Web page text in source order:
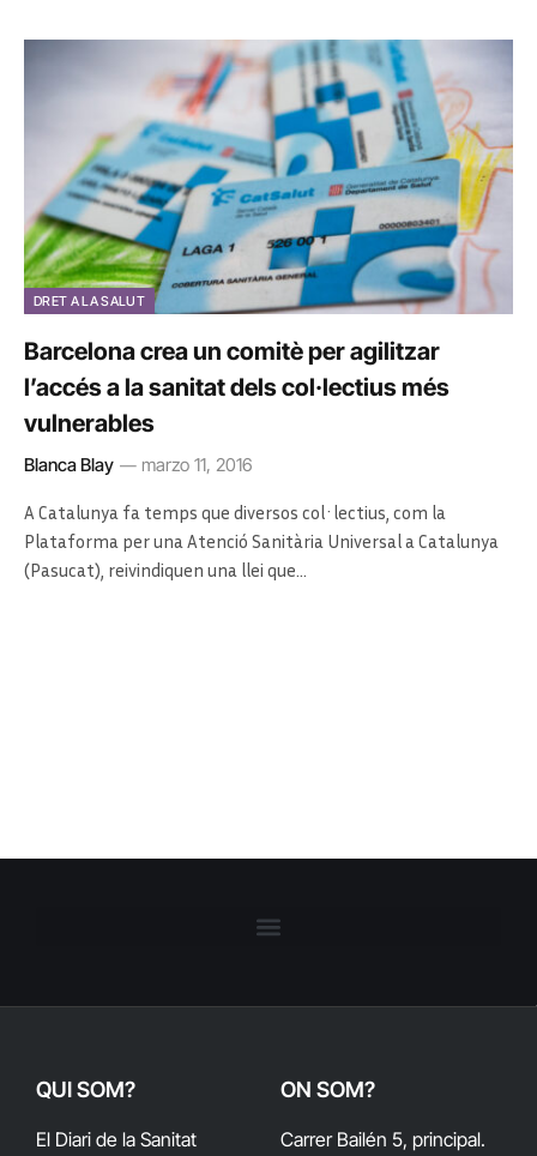
DRET A LA SALUT
Barcelona crea un comitè per agilitzar
l’accés a la sanitat dels col·lectius més
vulnerables
Blanca Blay marzo 11, 2016
A Catalunya fa temps que diversos col·lectius, com la
Plataforma per una Atenció Sanitària Universal a Catalunya
(Pasucat), reivindiquen una llei que…
QUI SOM?
El Diari de la Sanitat
ON SOM?
Carrer Bailén 5, principal.